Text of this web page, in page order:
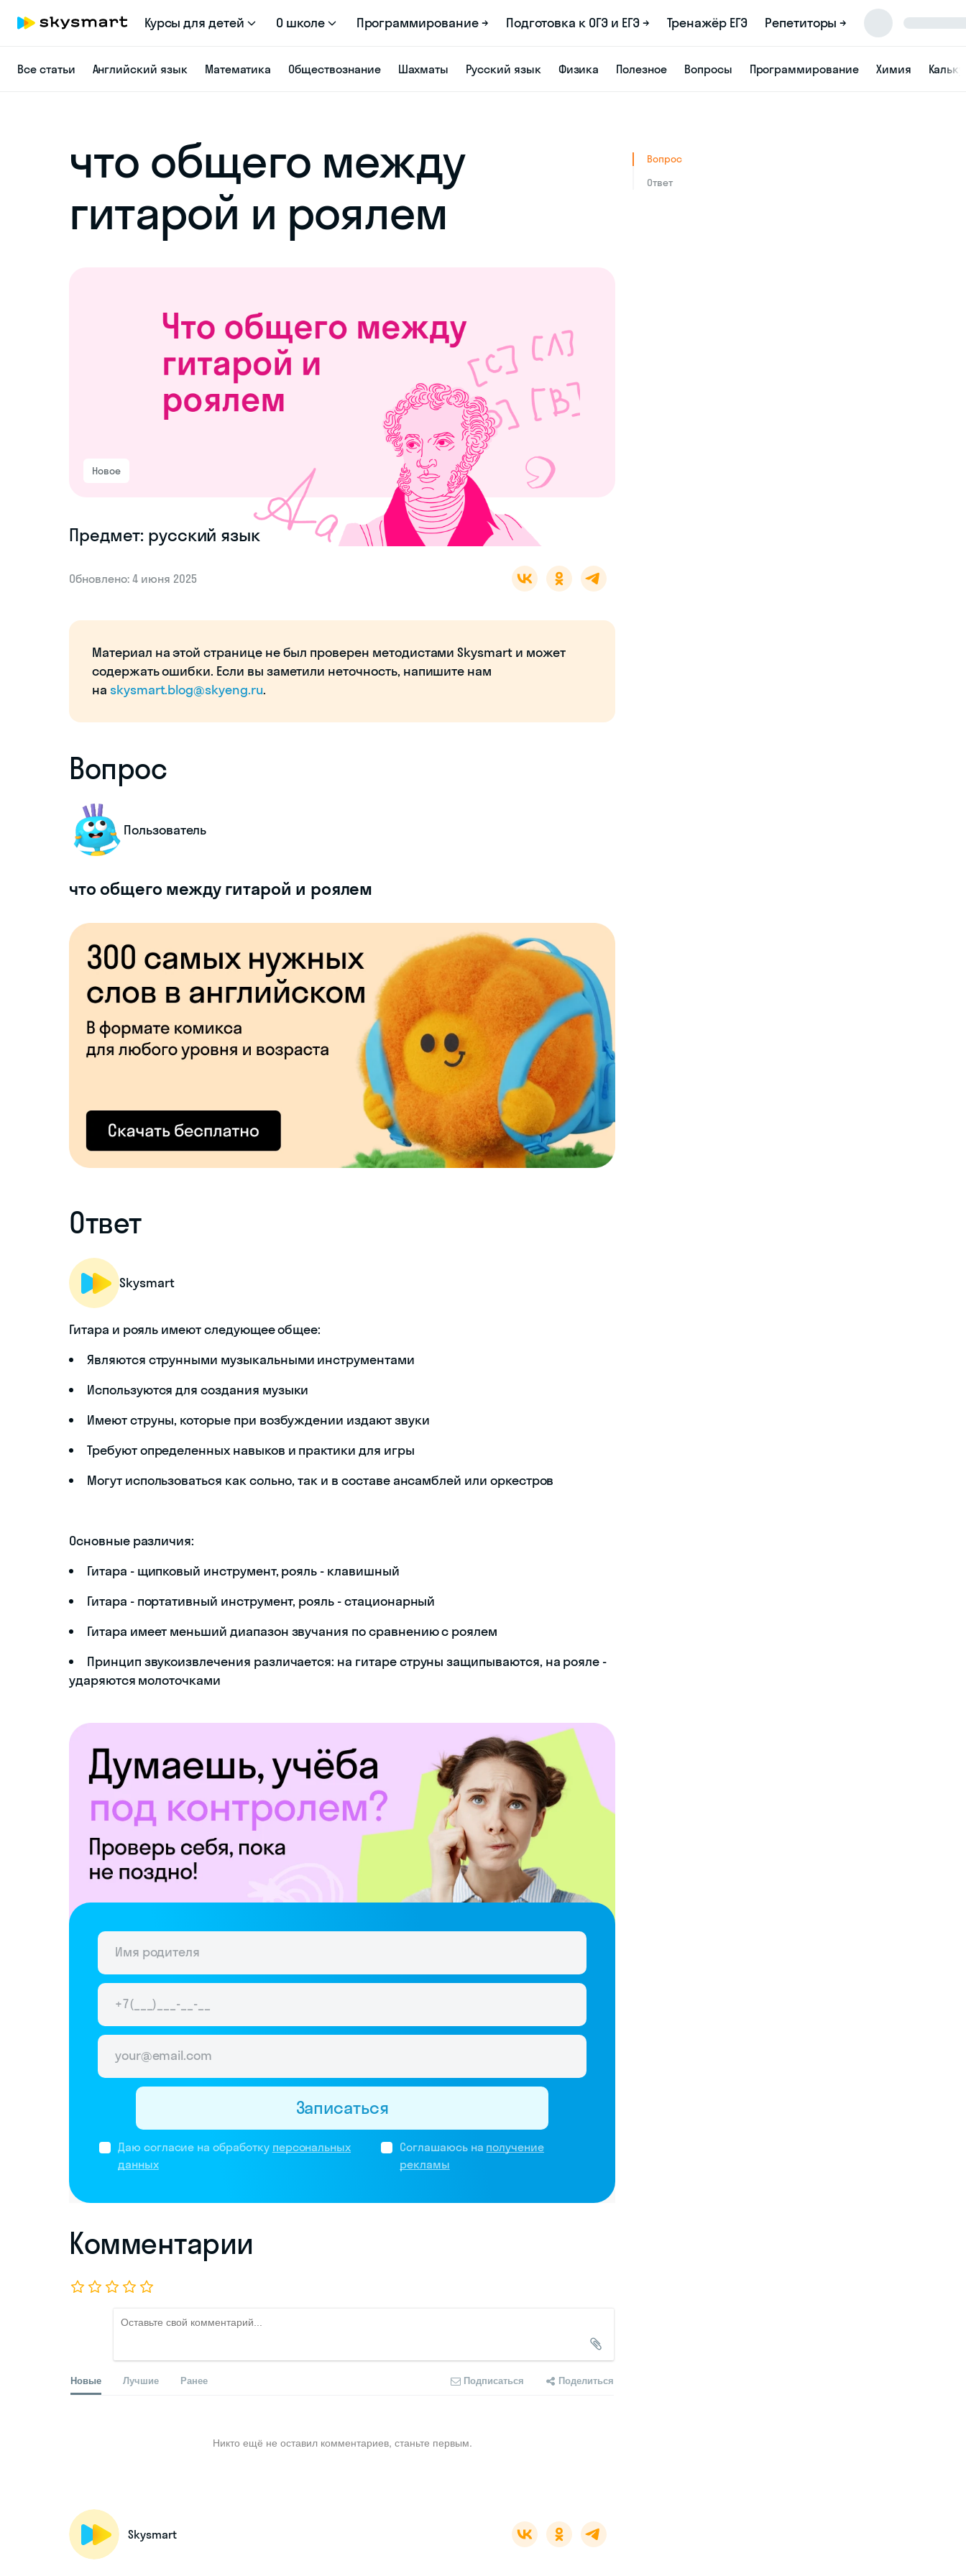
Курсы для детей О школе Программирование → Подготовка к ОГЭ и ЕГЭ → Тренажёр ЕГЭ Репетиторы →
Все статьи Английский язык Математика Обществознание Шахматы Русский язык Физика Полезное Вопросы Программирование Химия
что общего между
гитарой и роялем
Новое
Предмет: русский язык
Обновлено: 4 июня 2025
Материал на этой странице не был проверен методистами Skysmart и может
содержать ошибки. Если вы заметили неточность, напишите нам
на skysmart.blog@skyeng.ru.
Вопрос
Пользователь
что общего между гитарой и роялем
Ответ
Skysmart
Гитара и рояль имеют следующее общее:
Являются струнными музыкальными инструментами
Используются для создания музыки
Имеют струны, которые при возбуждении издают звуки
Требуют определенных навыков и практики для игры
Могут использоваться как сольно, так и в составе ансамблей или оркестров
Основные различия:
Гитара - щипковый инструмент, рояль - клавишный
Гитара - портативный инструмент, рояль - стационарный
Гитара имеет меньший диапазон звучания по сравнению с роялем
Принцип звукоизвлечения различается: на гитаре струны защипываются, на рояле -
ударяются молоточками
Даю согласие на обработку персональных
данных
Соглашаюсь на получение
рекламы
Записаться
Комментарии
Новые Лучшие Ранее Подписаться Поделиться
Никто ещё не оставил комментариев, станьте первым.
Skysmart
Вопрос
Ответ